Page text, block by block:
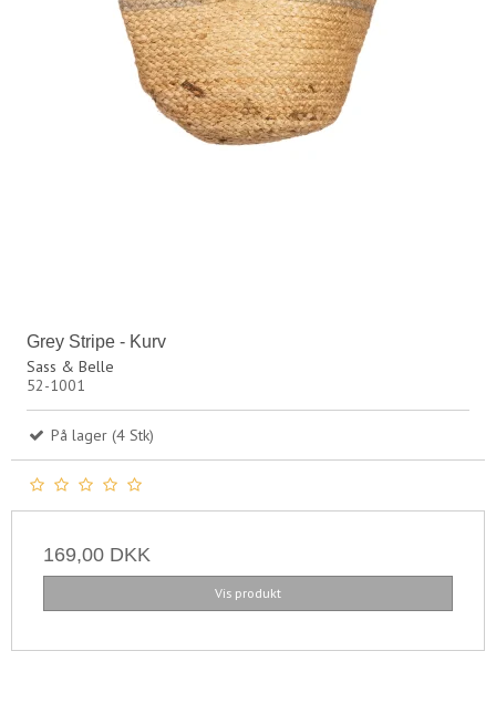
Grey Stripe - Kurv
Sass & Belle
52-1001
På lager (4 Stk)
169,00 DKK
Vis produkt